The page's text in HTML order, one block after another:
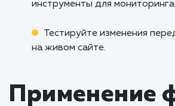
какие страницы
корректно.
Частые